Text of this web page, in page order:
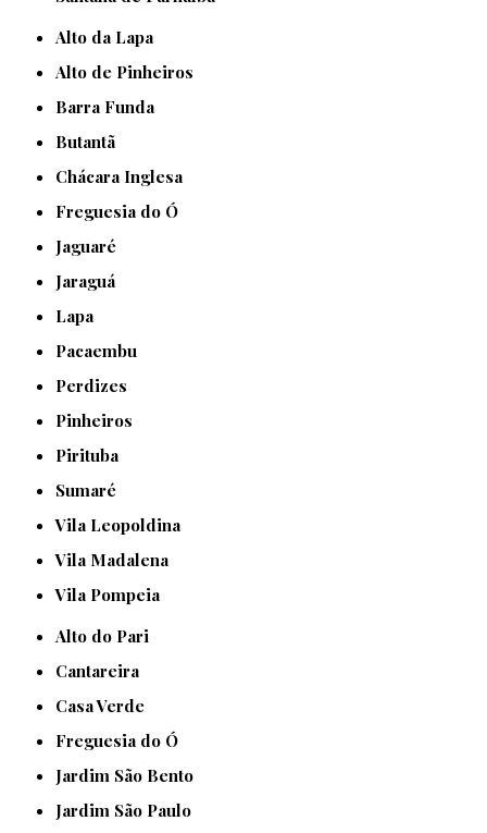
Alto da Lapa
Alto de Pinheiros
Barra Funda
Butantã
Chácara Inglesa
Freguesia do Ó
Jaguaré
Jaraguá
Lapa
Pacaembu
Perdizes
Pinheiros
Pirituba
Sumaré
Vila Leopoldina
Vila Madalena
Vila Pompeia
Alto do Pari
Cantareira
Casa Verde
Freguesia do Ó
Jardim São Bento
Jardim São Paulo